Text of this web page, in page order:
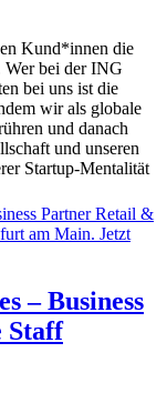
Kund*innen die
Wer bei der ING
bei uns ist die
wir als globale
und danach
und unseren
Startup-Mentalität
– Business
Staff